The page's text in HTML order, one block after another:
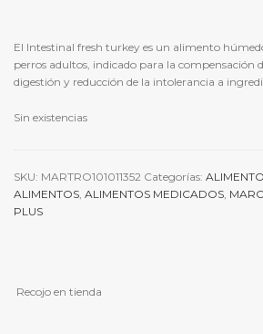
El Intestinal fresh turkey es un alimento
perros adultos, indicado para la compensación
digestión y reducción de la intolerancia a
Sin existencias
SKU: MARTRO101011352 Categorías:
ALIMENTOS ALIMENTOS MEDICADOS
PLUS
Recojo en tienda